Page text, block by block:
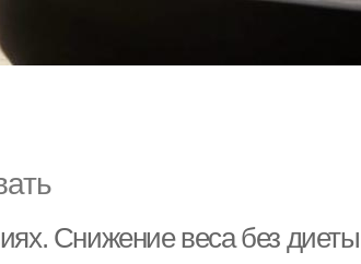
Cнижение веса без диеты